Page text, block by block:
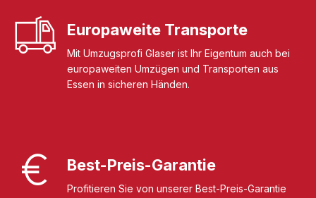
Europaweite Transporte
Mit Umzugsprofi Glaser ist Ihr Eigentum auch bei
europaweiten Umzügen und Transporten aus
Essen in sicheren Händen.
Best-Preis-Garantie
Profitieren Sie von unserer Best-Preis-Garantie